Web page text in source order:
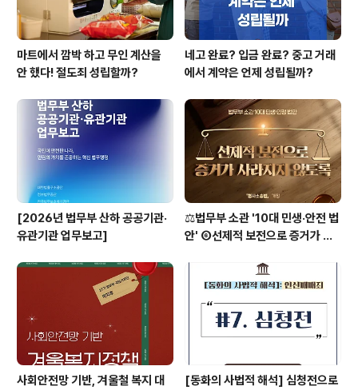
마트에서 깜박 하고 무인 계산을
안 했다! 절도죄 성립할까?
네고 완료? 입금 완료? 중고 거래
에서 계약은 언제 성립될까?
[2026년 법무부 산하 공공기관·
유관기관 업무보고]
⚖️법무부 소관 '10대 민생·안전 법
안' ⑥선제적 보전으로 증거가 사
사회안전망 기반, 겨울철 복지 대
[동화의 사법적 해석] 심청전으로